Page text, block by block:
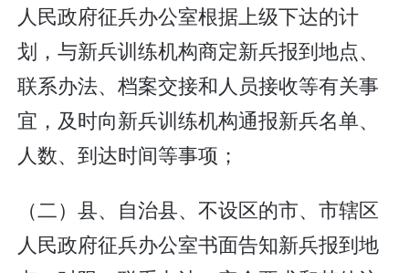
人民政府征兵办公室根据上级下达的计
划，与新兵训练机构商定新兵报到地点、
联系办法、档案交接和人员接收等有关事
宜，及时向新兵训练机构通报新兵名单、
人数、到达时间等事项；
（二）县、自治县、不设区的市、市辖区
人民政府征兵办公室书面告知新兵报到地